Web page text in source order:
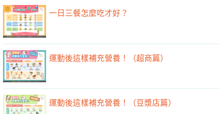
一日三餐怎麼吃才好？
運動後這樣補充營養！（超商篇）
運動後這樣補充營養！（豆漿店篇）